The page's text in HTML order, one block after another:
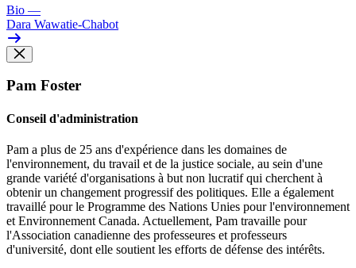
Bio —
Dara Wawatie-Chabot
Pam Foster
Conseil d'administration
Pam a plus de 25 ans d'expérience dans les domaines de
l'environnement, du travail et de la justice sociale, au sein d'une
grande variété d'organisations à but non lucratif qui cherchent à
obtenir un changement progressif des politiques. Elle a également
travaillé pour le Programme des Nations Unies pour l'environnement
et Environnement Canada. Actuellement, Pam travaille pour
l'Association canadienne des professeures et professeurs
d'université, dont elle soutient les efforts de défense des intérêts.